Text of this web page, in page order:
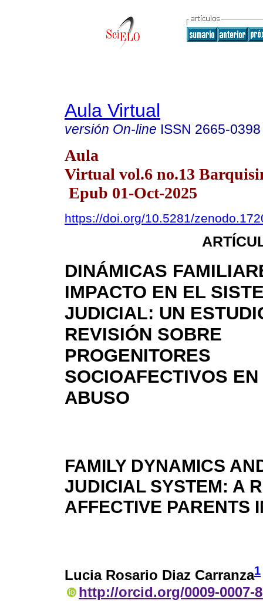
Aula Virtual
versión On-line ISSN 2665-0398
Aula
Virtual vol.6 no.13
Epub 01-Oct-2025
https://doi.org/10.5281/
DINÁMICAS
IMPACTO EN EL
JUDICIAL: UN
REVISIÓN SOBRE
PROGENITORES
SOCIOAFECTIVOS
ABUSO
FAMILY DYNAMICS
JUDICIAL SYSTEM: A
AFFECTIVE PARENTS
Lucia Rosario Diaz Carranza1
http://orcid.org/0009-0007-